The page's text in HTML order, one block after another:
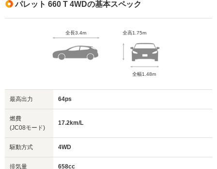
パレット 660 T 4WDの基本スペック
全長3.4m 全高1.75m
全幅1.48m
最高出力 64ps
燃費
(JC08モード)
17.2km/L
駆動方式 4WD
排気量 658cc